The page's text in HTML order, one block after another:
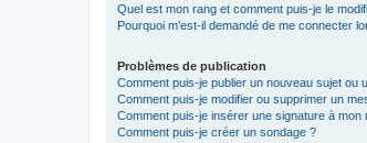
Quel est mon rang et comment puis-je le
Pourquoi m’est-il demandé de me connecter
Problèmes de publication
Comment puis-je publier un nouveau sujet ou
Comment puis-je modifier ou supprimer un
Comment puis-je insérer une signature à mon
Comment puis-je créer un sondage ?